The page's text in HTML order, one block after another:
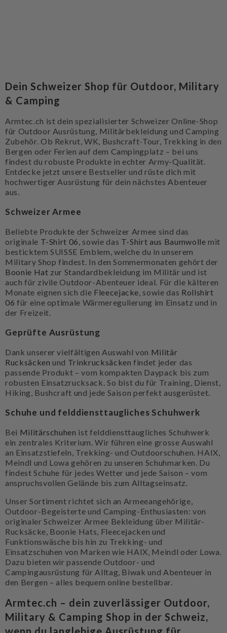
Dein Schweizer Shop für Outdoor, Military
& Camping
für Outdoor Ausrüstung, Militärbekleidung und Camping
Zubehör. Ob Rekrut, WK, Bushcraft-Tour, Trekking in den
Bergen oder Ferien auf dem Campingplatz – bei uns
findest du robuste Produkte in echter Army-Qualität.
Entdecke jetzt unsere Bestseller und rüste dich mit
hochwertiger Ausrüstung für dein nächstes Abenteuer
aus.
Schweizer Armee
originaleT-Shirt 06, sowie dasT-Shirt aus Baumwolle
besticktem SUISSE Emblem, welche du in unserem
Military Shop findest. In den Sommermonaten gehört der
Boonie Hatzur Standardbekleidung im Militär und ist
auch für zivile Outdoor-Abenteuer ideal. Für die kälteren
Monate eignen sich die
Fleecejacke, sowie dasRollshirt
06für eine optimale Wärmeregulierung im Einsatz und in
der Freizeit.
Geprüfte Ausrüstung
RucksäckenundTrinkrucksäckenfindet jeder das
passende Produkt – vom kompakten Daypack bis zum
robusten Einsatzrucksack. So bist du für Training, Dienst,
Hiking, Bushcraft und jede Saison perfekt ausgerüstet.
Schuhe und felddiensttaugliches Schuhwerk
ein zentrales Kriterium. Wir führen eine grosse Auswahl
an Einsatzstiefeln, Trekking- und Outdoorschuhen. HAIX,
Meindl und Lowa gehören zu unseren Schuhmarken. Du
findest Schuhe für jedes Wetter und jede Saison – vom
anspruchsvollen Gelände bis zum Alltagseinsatz.
Outdoor-Begeisterte und Camping-Enthusiasten: von
originaler Schweizer Armee Bekleidung über Militär-
Rucksäcke, Boonie Hats, Fleecejacken und
Funktionswäsche bis hin zu Trekking- und
Einsatzschuhen von Marken wie HAIX, Meindl oder Lowa.
Dazu bieten wir passende Outdoor- und
Campingausrüstung für Alltag, Biwak und Abenteuer in
den Bergen – alles bequem online bestellbar.
Armtec.ch – dein zuverlässiger Outdoor,
Military & Camping Shop in der Schweiz,
wenn du langlebige Ausrüstung für